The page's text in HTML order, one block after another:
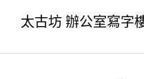
太古坊 辦公室寫字